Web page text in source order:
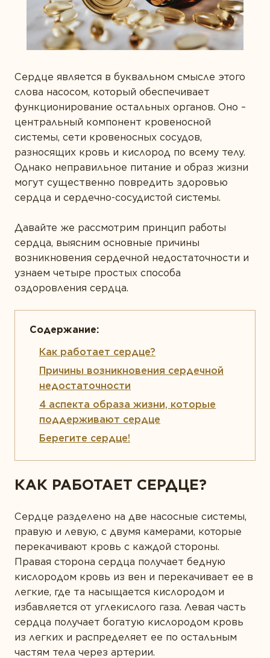
Забота о сердце
Защита зрения
Иммунитет
Красота
Мужское здоровье
Печень под защитой
Поддержка здоровья ЖКТ
Правильное пищеварение
Спорт и фитнес
ТИПЫ ПРОДУКТА
Витамины
Мультивитамины
Минералы
Пробиотики
Комплексы
Белок и аминокислоты
Растения
Ферменты
Вегетарианство и веганство
ЛИНЕЙКИ ПРОДУКТОВ
Серия для детей
Линейка Омега-3
МНЕНИЕ ЭКСПЕРТА
SOLGAR В МЕДИА
ОПРОСЫ
ПОДБОРКИ ПРОДУКТОВ
ВОПРОСЫ
РЕЦЕПТЫ
МЕДИЦИНСКИХ СПЕЦИАЛИСТОВ
ФАРМАЦЕВТИЧЕСКИХ СПЕЦИАЛИСТОВ
Сердце является в буквальном смысле этого
слова насосом, который обеспечивает
функционирование остальных органов. Оно –
центральный компонент кровеносной
системы, сети кровеносных сосудов,
разносящих кровь и кислород по всему телу.
Однако неправильное питание и образ жизни
могут существенно повредить здоровью
сердца и сердечно-сосудистой системы.
Давайте же рассмотрим принцип работы
сердца, выясним основные причины
возникновения сердечной недостаточности и
узнаем четыре простых способа
оздоровления сердца.
Как работает сердце?
Причины возникновения сердечной
недостаточности
4 аспекта образа жизни, которые
поддерживают сердце
Берегите сердце!
КАК РАБОТАЕТ СЕРДЦЕ?
Сердце разделено на две насосные системы,
правую и левую, с двумя камерами, которые
перекачивают кровь с каждой стороны.
Правая сторона сердца получает бедную
кислородом кровь из вен и перекачивает ее в
легкие, где та насыщается кислородом и
избавляется от углекислого газа. Левая часть
сердца получает богатую кислородом кровь
из легких и распределяет ее по остальным
частям тела через артерии.
26-35
36-49
50-65
Далее